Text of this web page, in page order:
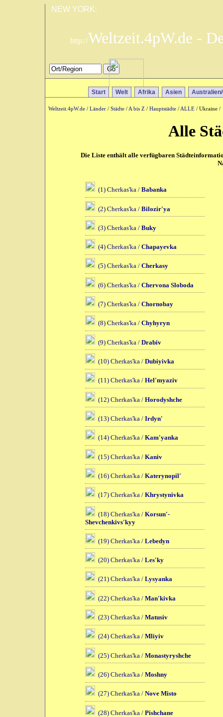
NEW YORK:
http://Weltzeit.4pW.de -
Start Welt Afrika Asien
Weltzeit.4pW.de / Länder / Städte / A bis Z / Hauptstädte / ALLE / Ukraine /
Alle
Die Liste enthält alle verfügbaren
(1) Cherkas'ka / Babanka
(2) Cherkas'ka / Bilozir'ya
(3) Cherkas'ka / Buky
(4) Cherkas'ka / Chapayevka
(5) Cherkas'ka / Cherkasy
(6) Cherkas'ka / Chervona Sloboda
(7) Cherkas'ka / Chornobay
(8) Cherkas'ka / Chyhyryn
(9) Cherkas'ka / Drabiv
(10) Cherkas'ka / Dubiyivka
(11) Cherkas'ka / Hel'myaziv
(12) Cherkas'ka / Horodyshche
(13) Cherkas'ka / Irdyn'
(14) Cherkas'ka / Kam'yanka
(15) Cherkas'ka / Kaniv
(16) Cherkas'ka / Katerynopil'
(17) Cherkas'ka / Khrystynivka
(18) Cherkas'ka / Korsun'-
Shevchenkivs'kyy
(19) Cherkas'ka / Lebedyn
(20) Cherkas'ka / Les'ky
(21) Cherkas'ka / Lysyanka
(22) Cherkas'ka / Man'kivka
(23) Cherkas'ka / Matusiv
(24) Cherkas'ka / Mliyiv
(25) Cherkas'ka / Monastyryshche
(26) Cherkas'ka / Moshny
(27) Cherkas'ka / Nove Misto
(28) Cherkas'ka / Pishchane